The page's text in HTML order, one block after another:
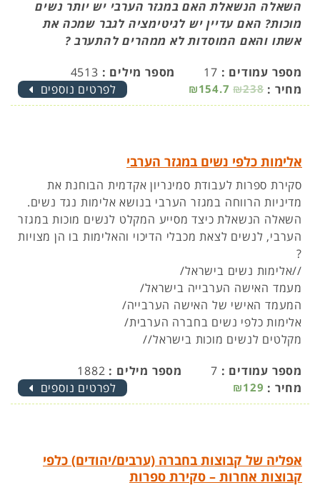
השאלה הנשאלת האם במגזר הערבי יש יותר נשים
מוכות? האם עדיין יש לגיטימציה לגבר שמכה את
אשתו והאם המוסדות לא ממהרים להתערב ?
מספר עמודים : 17 מספר מילים : 4513
מחיר : ₪238
₪154.7 לפרטים נוספים
אלימות כלפי נשים במגזר הערבי
סקירת ספרות לעבודת סמינריון אקדמית הבוחנת את
מדיניות הרווחה במגזר הערבי בנושא אלימות נגד נשים.
השאלה הנשאלת כיצד מסייע המקלט לנשים מוכות במגזר
הערבי, לנשים לצאת מכבלי הדיכוי והאלימות בו הן מצויות
?
//אלימות נשים בישראל/
מעמד האישה הערבייה בישראל/
המעמד האישי של האישה הערבייה/
אלימות כלפי נשים בחברה הערבית/
מקלטים לנשים מוכות בישראל//
מספר עמודים : 7 מספר מילים : 1882
מחיר : ₪129 לפרטים נוספים
אפליה של קבוצות בחברה (ערבים/יהודים) כלפי
קבוצות אחרות – סקירת ספרות